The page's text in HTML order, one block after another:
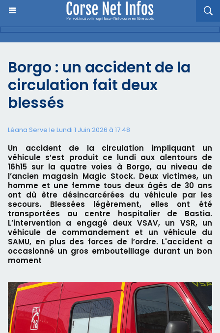
Borgo : un accident de la
circulation fait deux
blessés
Léana Serve le Lundi 1 Juin 2026 à 17:48
Un accident de la circulation impliquant un
véhicule s’est produit ce lundi aux alentours de
16h15 sur la quatre voies à Borgo, au niveau de
l’ancien magasin Magic Stock. Deux victimes, un
homme et une femme tous deux âgés de 30 ans
ont dû être désincarcérées du véhicule par les
secours. Blessées légèrement, elles ont été
transportées au centre hospitalier de Bastia.
L’intervention a engagé deux VSAV, un VSR, un
véhicule de commandement et un véhicule du
SAMU, en plus des forces de l’ordre. L'accident a
occasionné un gros embouteillage durant un bon
moment